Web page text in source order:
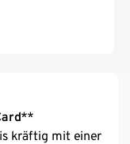
**
kräftig mit einer